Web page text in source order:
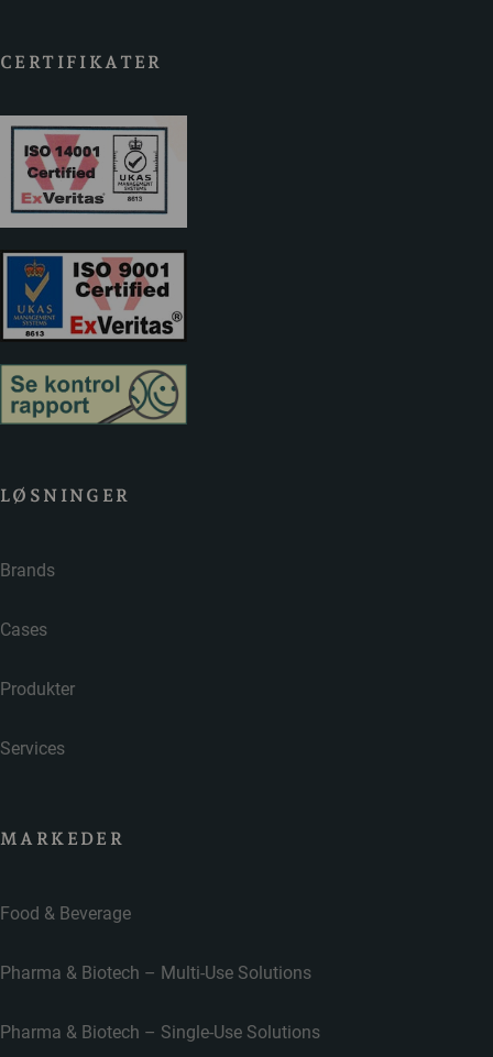
CERTIFIKATER
LØSNINGER
Brands
Cases
Produkter
Services
MARKEDER
Food & Beverage
Pharma & Biotech – Multi-Use Solutions
Pharma & Biotech – Single-Use Solutions